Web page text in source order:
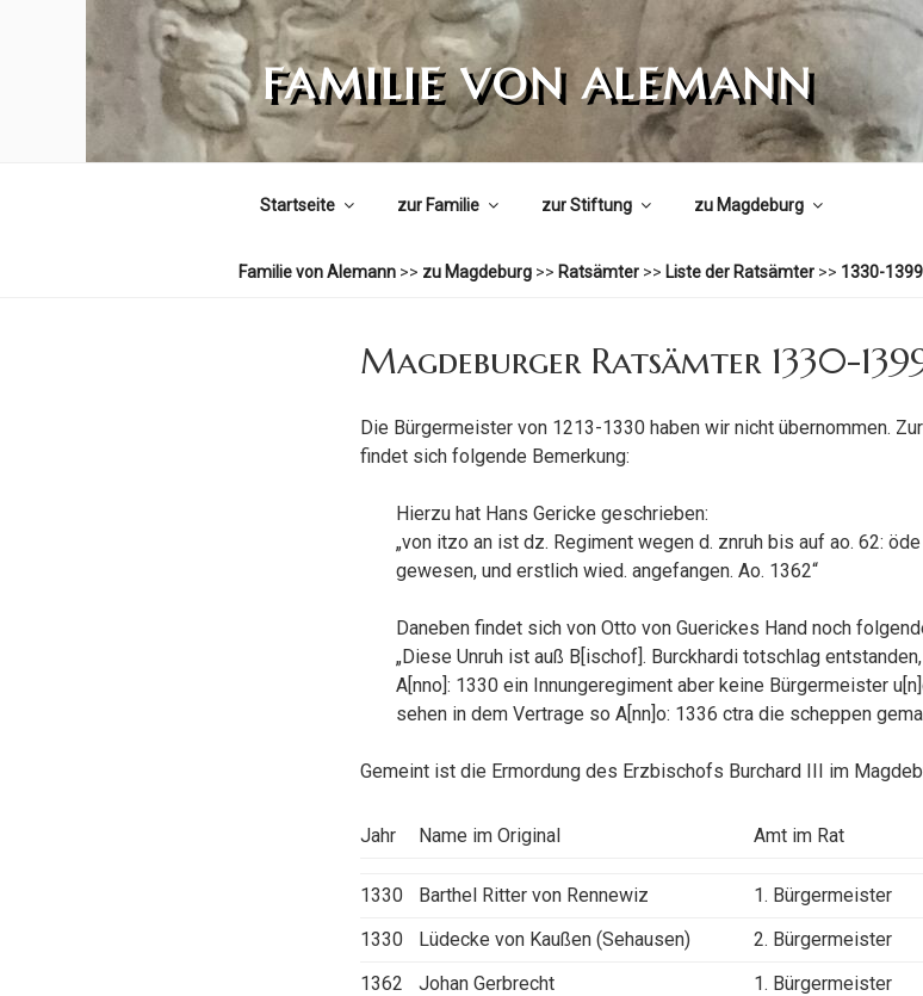
FAMILIE VON ALEMANN
Startseite zur Familie zur Stiftung zu Magdeburg
Familie von Alemann >> zu Magdeburg >> Ratsämter >> Liste der Ratsämter >> 1330-1399
Magdeburger Ratsämter 1330-
Die Bürgermeister von 1213-1330 haben wir nicht übernommen.
findet sich folgende Bemerkung:
Hierzu hat Hans Gericke geschrieben:
„von itzo an ist dz. Regiment wegen d. znruh bis auf ao. 62:
gewesen, und erstlich wied. angefangen. Ao. 1362“
Daneben findet sich von Otto von Guerickes Hand noch
„Diese Unruh ist auß B[ischof]. Burckhardi totschlag
A[nno]: 1330 ein Innungeregiment aber keine Bürgermeister
sehen in dem Vertrage so A[nn]o: 1336 ctra die scheppen
Gemeint ist die Ermordung des Erzbischofs Burchard III im
Jahr Name im Original Amt im Rat
1330 Barthel Ritter von Rennewiz 1. Bürgermeister
1330
Lüdecke von Kaußen (Sehausen) 2. Bürgermeister
1362
Johan Gerbrecht 1. Bürgermeister